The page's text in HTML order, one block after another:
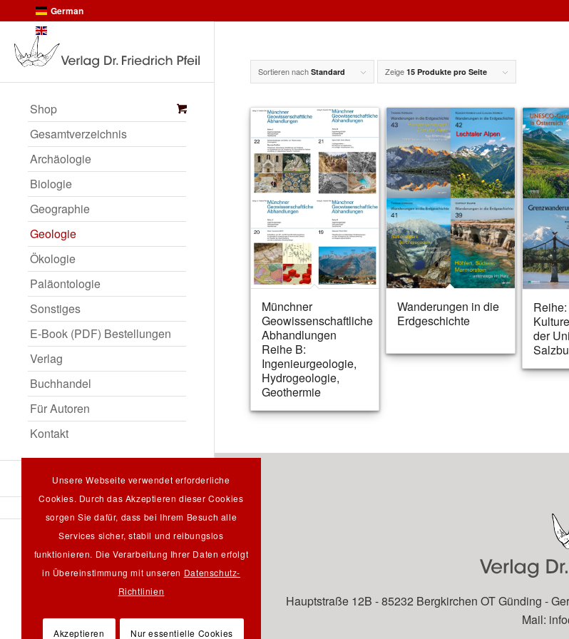
German
Shop
Gesamtverzeichnis
Archäologie
Biologie
Geographie
Geologie
Ökologie
Paläontologie
Sonstiges
E-Book (PDF) Bestellungen
Verlag
Buchhandel
Für Autoren
Kontakt
Suche
Sortieren nach Standard Zeige 15 Produkte pro Seite
Münchner
Geowissenschaftliche
Abhandlungen
Reihe B:
Ingenieurgeologie,
Hydrogeologie,
Geothermie
Wanderungen in die
Erdgeschichte
der
Hauptstraße 12B - 85232 Bergkirchen OT Günding -
Mail:
Unsere Webseite verwendet erforderliche
Cookies. Durch das Akzeptieren dieser Cookies
sorgen Sie dafür, dass bei Ihrem Besuch alle
Services sicher, stabil und reibungslos
funktionieren. Die Verarbeitung Ihrer Daten erfolgt
in Übereinstimmung mit unseren Datenschutz-
Richtlinien
Akzeptieren Nur essentielle Cookies